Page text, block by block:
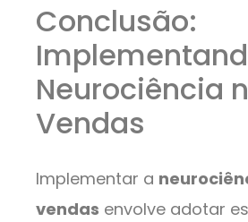
Conclusão:
Neurociência
Vendas
Implementar a
vendas envolve adotar